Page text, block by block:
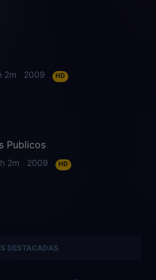
2m 2009 HD
Publicos
2m 2009 HD
DESTACADAS